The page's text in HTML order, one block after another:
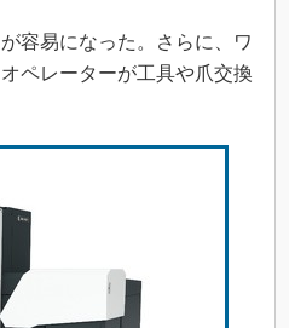
容易になった。さらに、ワ
ペレーターが工具や爪交換